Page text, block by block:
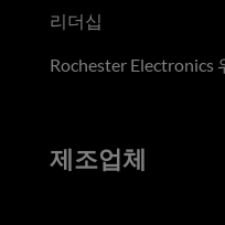
리더십
Rochester Electronics
제조업체